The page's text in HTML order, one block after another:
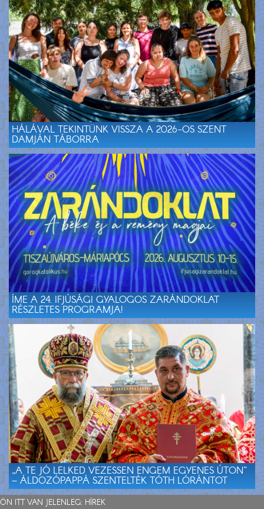
HÁLÁVAL TEKINTÜNK VISSZA A 2026-OS SZENT
DAMJÁN TÁBORRA
ÍME A 24. IFJÚSÁGI GYALOGOS ZARÁNDOKLAT
RÉSZLETES PROGRAMJA!
„A TE JÓ LELKED VEZESSEN ENGEM EGYENES ÚTON”
– ÁLDOZÓPAPPÁ SZENTELTÉK TÓTH LÓRÁNTOT
ÖN ITT VAN JELENLEG: HÍREK